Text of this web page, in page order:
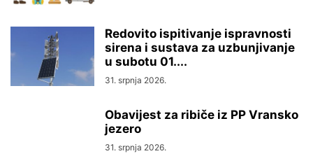
Redovito ispitivanje ispravnosti
sirena i sustava za uzbunjivanje
u subotu 01....
31. srpnja 2026.
Obavijest za ribiče iz PP Vransko
jezero
31. srpnja 2026.